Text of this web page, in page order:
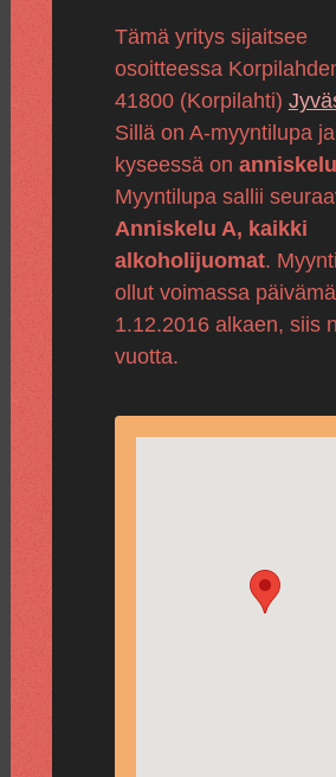
Tämä yritys sijaitsee
osoitteessa
41800 (Korpilahti)
Sillä on A-myyntilupa ja
kyseessä on
Myyntilupa sallii
Anniskelu A, kaikki
alkoholijuomat.
ollut voimassa
1.12.2016 alkaen, siis
vuotta.